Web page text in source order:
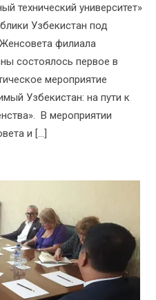
технический университет»
Узбекистан под
филиала
состоялось первое в
мероприятие
Узбекистан: на пути к
В мероприятии
и […]